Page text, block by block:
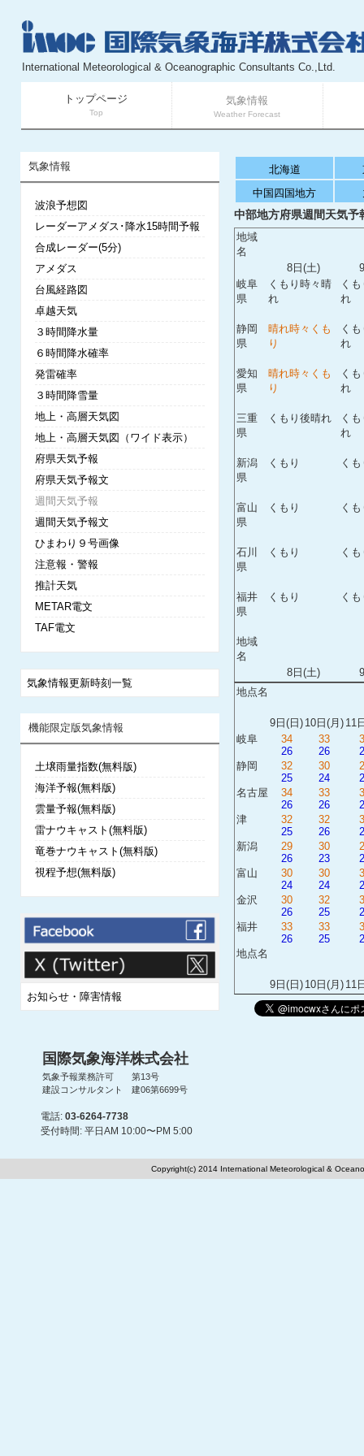
International Meteorological & Oceanographic Consultants Co.,Ltd.
トップページ
Top
気象情報
Weather Forecast
北海道
中国四国地方
中部地方府県週間天気
地域
名
8日(土)
岐阜
県
くもり時々晴
れ
く
れ
静岡
県
晴れ時々くも
り
く
れ
愛知
県
晴れ時々くも
り
く
れ
三重
県
くもり後晴れ
く
れ
新潟
県
くもり く
富山
県
くもり く
石川
県
くもり く
福井
県
くもり く
地域
名
8日(土)
地点名
9日(日) 10日(月) 11
岐阜
34
26
33
26
静岡
32
25
30
24
名古屋
34
26
33
26
津
32
25
32
26
新潟
29
26
30
23
富山
30
24
30
24
金沢
30
26
32
25
福井
33
26
33
25
地点名
9日(日) 10日(月) 11
気象情報
波浪予想図
レーダーアメダス･降水15時間予報
合成レーダー(5分)
アメダス
台風経路図
卓越天気
３時間降水量
６時間降水確率
発雷確率
３時間降雪量
地上・高層天気図
地上・高層天気図（ワイド表示）
府県天気予報
府県天気予報文
週間天気予報
週間天気予報文
ひまわり９号画像
注意報・警報
推計天気
METAR電文
TAF電文
気象情報更新時刻一覧
機能限定版気象情報
土壌雨量指数(無料版)
海洋予報(無料版)
雲量予報(無料版)
雷ナウキャスト(無料版)
竜巻ナウキャスト(無料版)
視程予想(無料版)
お知らせ・障害情報
国際気象海洋株式会社
気象予報業務許可 第13号
建設コンサルタント 建06第6699号
電話: 03-6264-7738
受付時間: 平日AM 10:00〜PM 5:00
Copyright(c) 2014 International Meteorological &